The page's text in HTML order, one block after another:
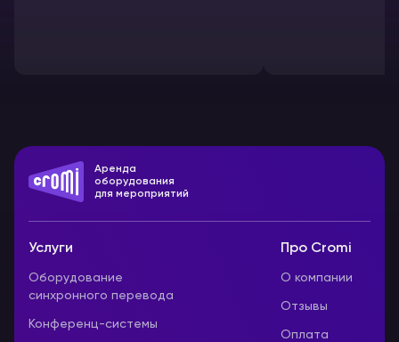
Аренда
оборудования
для мероприятий
Услуги
Оборудование
синхронного перевода
Конференц-системы
Про Cromi
О компании
Отзывы
Оплата